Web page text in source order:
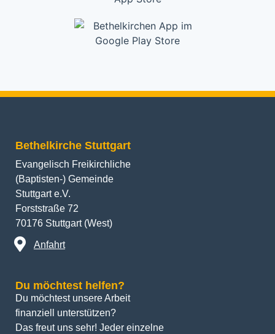
Bethelkirche Stuttgart
Evangelisch Freikirchliche
(Baptisten-) Gemeinde
Stuttgart e.V.
Forststraße 72
70176 Stuttgart (West)
Anfahrt
Du möchtest helfen?
Du möchtest unsere Arbeit
finanziell unterstützen?
Das freut uns sehr! Jeder einzelne